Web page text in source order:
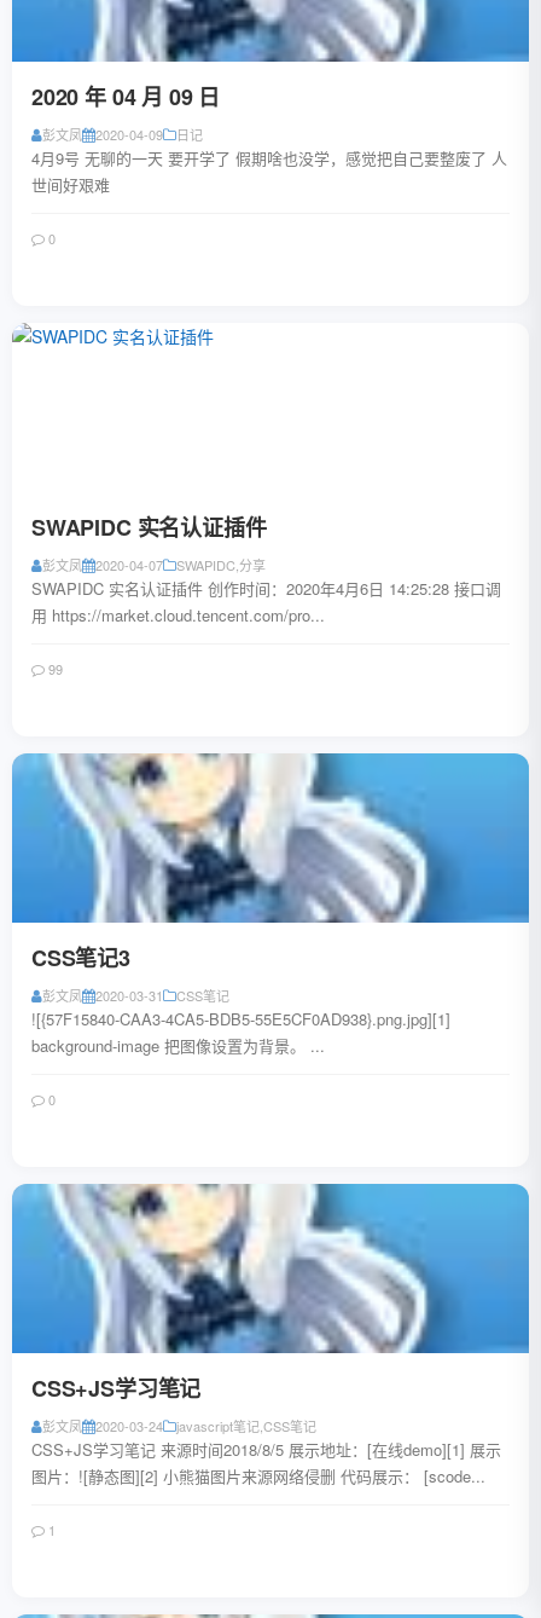
2020 年 04 月 09 日
彭文凤 2020-04-09 日记
4月9号 无聊的一天 要开学了 假期啥也没学，感觉把自己要整废了 人
世间好艰难
0
SWAPIDC 实名认证插件
彭文凤 2020-04-07 SWAPIDC 分享
SWAPIDC 实名认证插件 创作时间：2020年4月6日 14:25:28 接口调
用 https://market.cloud.tencent.com/pro...
99
CSS笔记3
彭文凤 2020-03-31 CSS笔记
![{57F15840-CAA3-4CA5-BDB5-55E5CF0AD938}.png.jpg][1]
background-image 把图像设置为背景。 ...
0
CSS+JS学习笔记
彭文凤 2020-03-24 javascript笔记CSS笔记
CSS+JS学习笔记 来源时间2018/8/5 展示地址：[在线demo][1] 展示
图片：![静态图][2] 小熊猫图片来源网络侵删 代码展示： [scode...
1